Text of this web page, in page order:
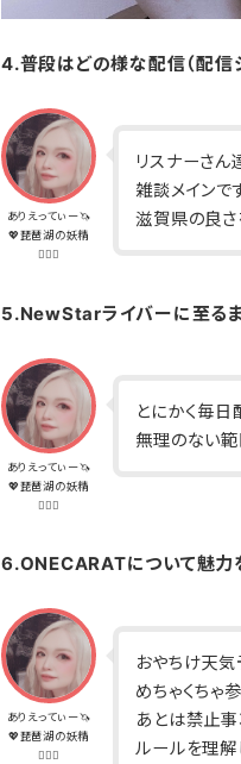
4.普段はどの様な配信（配信
ありえってぃー🦄
💖琵琶湖の妖精
🧝🏽‍♀️
リスナーさん
雑談メインで
滋賀県の良さ
5.NewStarライバーに至るま
ありえってぃー🦄
💖琵琶湖の妖精
🧝🏽‍♀️
とにかく毎日
無理のない範
6.ONECARATについて魅力
ありえってぃー🦄
💖琵琶湖の妖精
🧝🏽‍♀️
おやちけ天気
めちゃくちゃ
あとは禁止事
ルールを理解